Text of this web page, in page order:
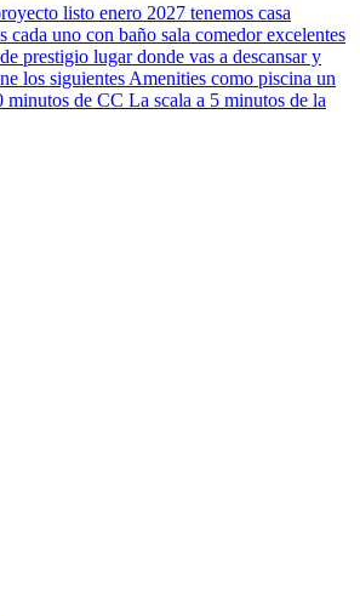
listo enero 2027 tenemos casa
cada uno con baño sala comedor excelentes
prestigio lugar donde vas a descansar y
los siguientes Amenities como piscina un
minutos de CC La scala a 5 minutos de la